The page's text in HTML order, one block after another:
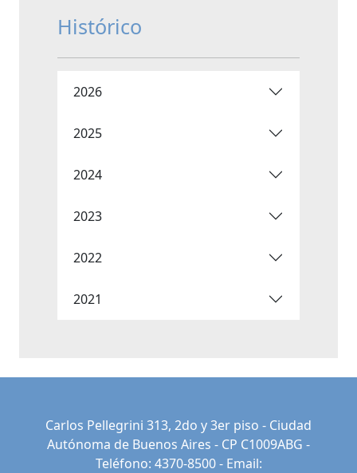
Histórico
2026
2025
2024
2023
2022
2021
Carlos Pellegrini 313, 2do y 3er piso - Ciudad
Autónoma de Buenos Aires - CP C1009ABG -
Teléfono: 4370-8500 - Email: